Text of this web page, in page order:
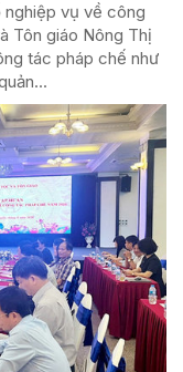
nghiệp vụ về công
Tôn giáo Nông Thị
tác pháp chế như